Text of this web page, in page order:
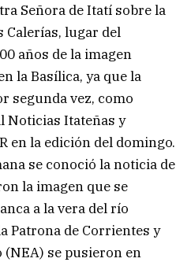
Señora de Itatí sobre la
Calerías, lugar del
años de la imagen
la Basílica, ya que la
segunda vez, como
Noticias Itateñas y
en la edición del domingo.
se conoció la noticia de
la imagen que se
a la vera del río
Patrona de Corrientes y
se pusieron en